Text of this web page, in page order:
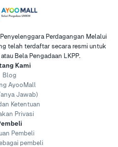
Perdagangan Melalui
telah terdaftar secara resmi untuk
Bela Pengadaan LKPP.
Kami
Blog
AyooMall
Jawab)
Ketentuan
Privasi
Pembeli
pembeli